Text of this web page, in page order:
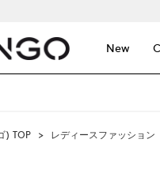
New
) TOP > レディースファッション